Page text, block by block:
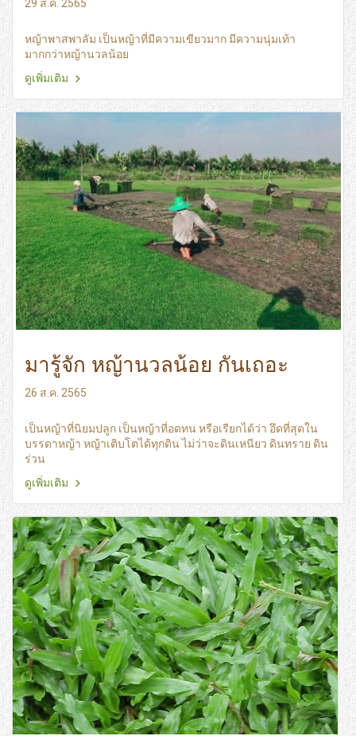
29 ส.ค. 2565
หญ้าพาสพาลัม เป็นหญ้าที่มีความเขียวมาก มีความนุ่มเท้า
มากกว่าหญ้านวลน้อย
ดูเพิ่มเติม
มารู้จัก หญ้านวลน้อย กันเถอะ
26 ส.ค. 2565
เป็นหญ้าที่นิยมปลูก เป็นหญ้าที่อดทน หรือเรียกได้ว่า อึดที่สุดใน
บรรดาหญ้า หญ้าเติบโตได้ทุกดิน ไม่ว่าจะดินเหนียว ดินทราย ดิน
ร่วน
ดูเพิ่มเติม